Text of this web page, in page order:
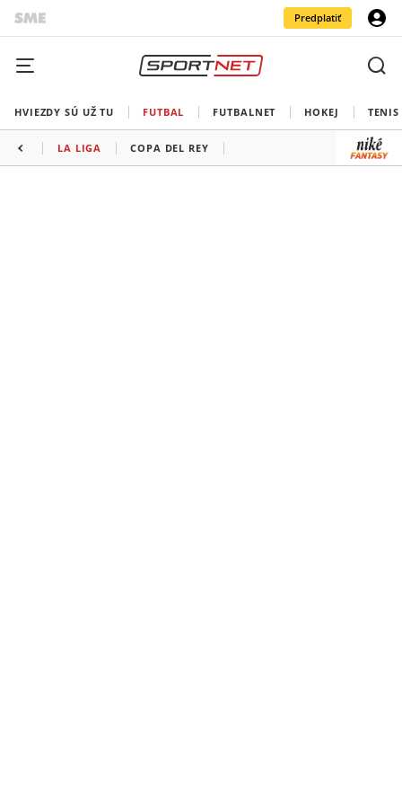
Predplatiť
HVIEZDY SÚ UŽ TU FUTBAL FUTBALNET HOKEJ TENIS
LA LIGA COPA DEL REY